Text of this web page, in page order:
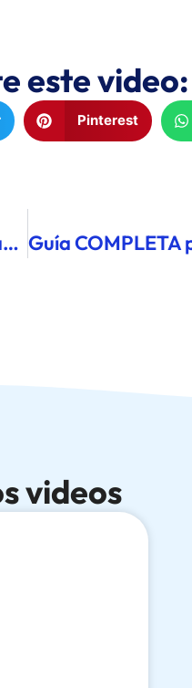
este video:
Pinterest
¿Cuántos años llevas posponiendo la meta de trabajar remoto?
videos